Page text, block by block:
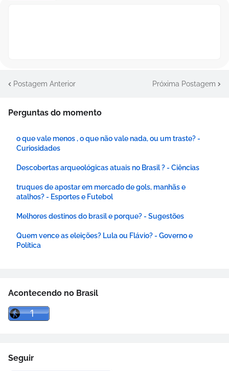
Postagem Anterior Próxima Postagem
Perguntas do momento
o que vale menos , o que não vale nada, ou um traste? -
Curiosidades
Descobertas arqueológicas atuais no Brasil ? - Ciências
truques de apostar em mercado de gols, manhãs e
atalhos? - Esportes e Futebol
Melhores destinos do brasil e porque? - Sugestões
Quem vence as eleições? Lula ou Flávio? - Governo e
Política
Acontecendo no Brasil
Seguir